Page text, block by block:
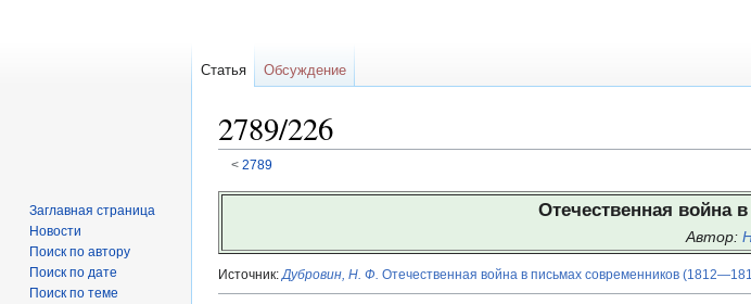
2789/226
< 2789
навигации
поиску
Отечественная война
Автор:
Источник: Дубровин, Н. Ф. Отечественная война в письмах современников
Статья Обсуждение
Заглавная страница
Новости
Поиск по автору
Поиск по дате
Поиск по теме